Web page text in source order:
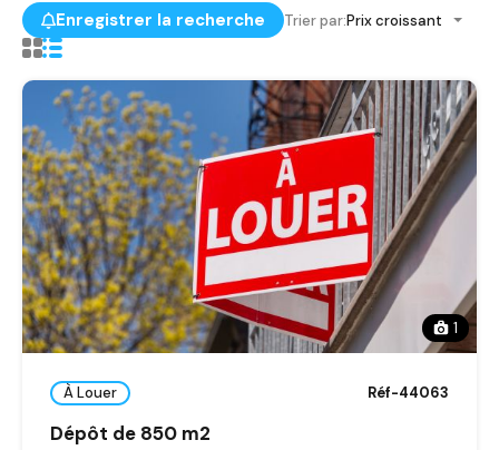
Enregistrer la recherche Trier par:Prix croissant
1
À Louer Réf-44063
Dépôt de 850 m2